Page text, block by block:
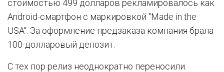
стоимостью 499 долларов рекламировалось как
Android-смартфон с маркировкой "Made in the
USA". За оформление предзаказа компания брала
100-долларовый депозит.
С тех пор релиз неоднократно переносили.